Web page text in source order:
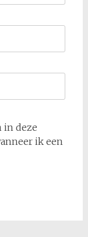
in deze
ik een